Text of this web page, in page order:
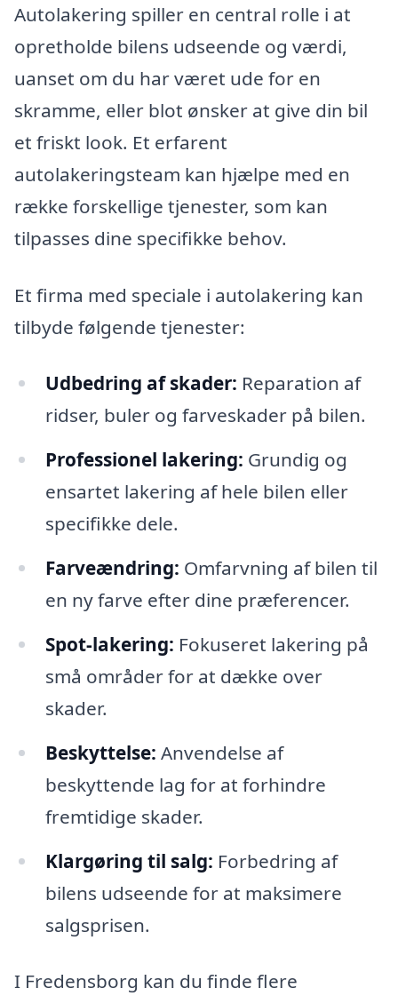
Autolakering spiller en central rolle i at
opretholde bilens udseende og værdi,
uanset om du har været ude for en
skramme, eller blot ønsker at give din bil
et friskt look. Et erfarent
autolakeringsteam kan hjælpe med en
række forskellige tjenester, som kan
tilpasses dine specifikke behov.
Et firma med speciale i autolakering kan
tilbyde følgende tjenester:
Udbedring af skader: Reparation af
ridser, buler og farveskader på bilen.
Professionel lakering: Grundig og
ensartet lakering af hele bilen eller
specifikke dele.
Farveændring: Omfarvning af bilen til
en ny farve efter dine præferencer.
Spot-lakering: Fokuseret lakering på
små områder for at dække over
skader.
Beskyttelse: Anvendelse af
beskyttende lag for at forhindre
fremtidige skader.
Klargøring til salg: Forbedring af
bilens udseende for at maksimere
salgsprisen.
I Fredensborg kan du finde flere